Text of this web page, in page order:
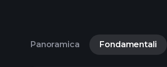
Panoramica Fondamentali